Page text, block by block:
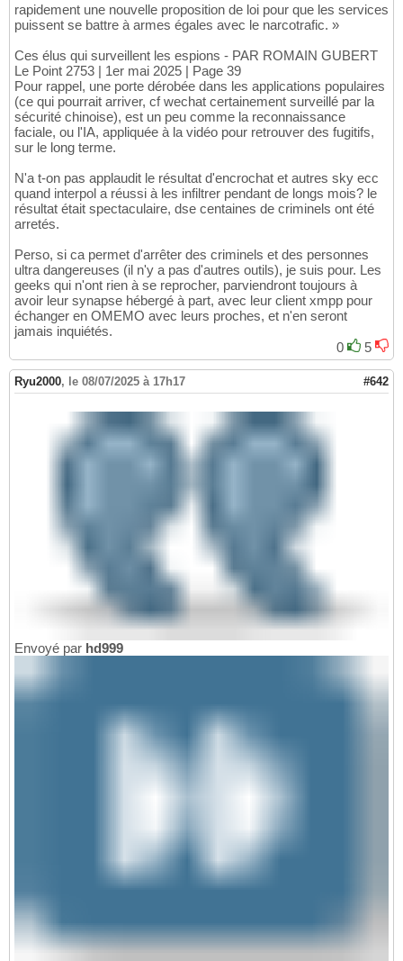
rapidement une nouvelle proposition de loi pour que les services
puissent se battre à armes égales avec le narcotrafic. »
Ces élus qui surveillent les espions - PAR ROMAIN GUBERT
Le Point 2753 | 1er mai 2025 | Page 39
Pour rappel, une porte dérobée dans les applications populaires
(ce qui pourrait arriver, cf wechat certainement surveillé par la
sécurité chinoise), est un peu comme la reconnaissance
faciale, ou l'IA, appliquée à la vidéo pour retrouver des fugitifs,
sur le long terme.
N'a t-on pas applaudit le résultat d'encrochat et autres sky ecc
quand interpol a réussi à les infiltrer pendant de longs mois? le
résultat était spectaculaire, dse centaines de criminels ont été
arretés.
Perso, si ca permet d'arrêter des criminels et des personnes
ultra dangereuses (il n'y a pas d'autres outils), je suis pour. Les
geeks qui n'ont rien à se reprocher, parviendront toujours à
avoir leur synapse hébergé à part, avec leur client xmpp pour
échanger en OMEMO avec leurs proches, et n'en seront
jamais inquiétés.
0
5
Ryu2000, le 08/07/2025 à 17h17 #642
Envoyé par hd999